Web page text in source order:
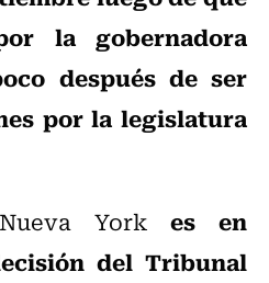
la gobernadora
después de ser
por la legislatura
Yorkes en
del Tribunal